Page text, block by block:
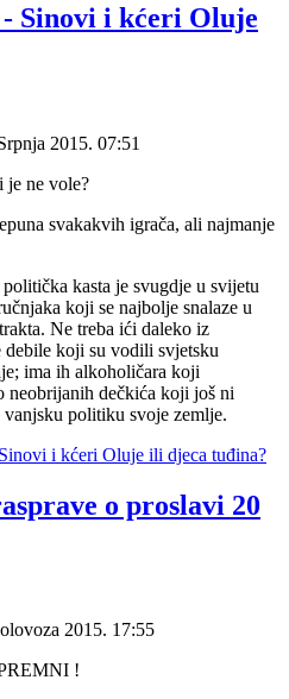
Sinovi i kćeri Oluje
2015. 07:51
svakakvih igrača, ali najmanje
kasta je svugdje u svijetu
koji se najbolje snalaze u
Ne treba ići daleko iz
koji su vodili svjetsku
ima ih alkoholičara koji
neobrijanih dečkića koji još ni
politiku svoje zemlje.
i kćeri Oluje ili djeca tuđina?
o proslavi 20
2015. 17:55